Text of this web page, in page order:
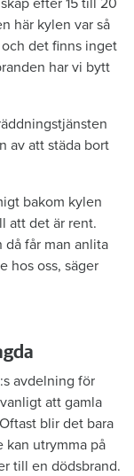
här kylen var så
det finns inget
har vi bytt
av att städa bort
bakom kylen
att det är rent.
då får man anlita
hos oss, säger
avdelning för
att gamla
blir det bara
kan utrymma på
till en dödsbrand.